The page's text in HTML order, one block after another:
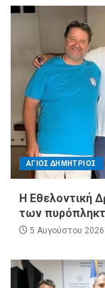
ΑΓΙΟΣ ΔΗΜΗΤΡΙΟΣ
Η Εθελοντική
των
5 Αυγούστου 2026